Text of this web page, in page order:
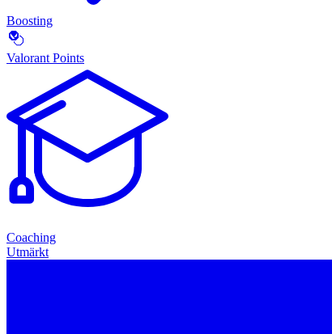
Boosting
Valorant Points
Coaching
Utmärkt